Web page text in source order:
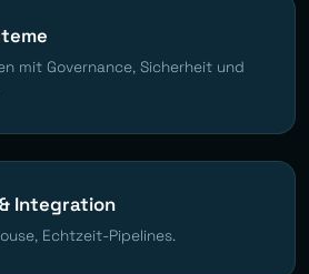
mit Governance, Sicherheit und
Integration
Echtzeit-Pipelines.